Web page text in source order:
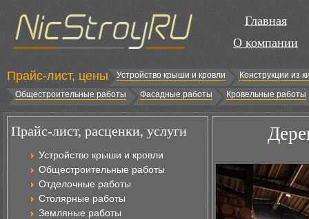
Главная
О компании
Прайс-лист, цены Устройство крыши и кровли
Конструкции из
Общестроительные работы
Фасадные работы Кровельные работы
Прайс-лист, расценки, услуги
Устройство крыши и кровли
Общестроительные работы
Отделочные работы
Столярные работы
Земляные работы